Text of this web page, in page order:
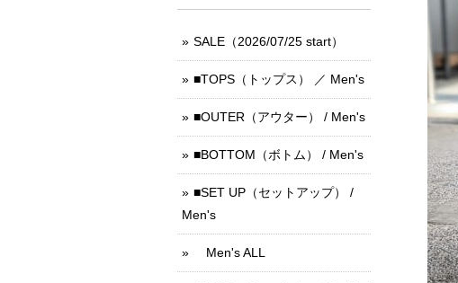
SALE（2026/07/25 start）
■TOPS（トップス） ／ Men's
■OUTER（アウター） / Men's
■BOTTOM（ボトム） / Men's
■SET UP（セットアップ） /
Men's
Men's ALL